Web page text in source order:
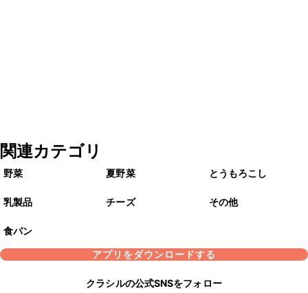
関連カテゴリ
野菜 夏野菜 とうもろこし
乳製品 チーズ その他
食パン
アプリをダウンロードする
クラシルの公式SNSをフォロー